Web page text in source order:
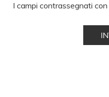
I campi contrassegnati